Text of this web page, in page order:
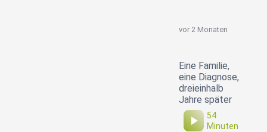
vor 2 Monaten
Eine Familie,
eine Diagnose,
dreieinhalb
Jahre später
54
Minuten